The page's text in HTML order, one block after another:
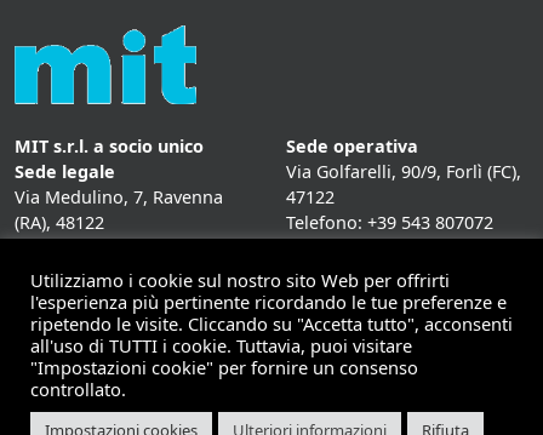
MIT s.r.l. a socio unico
Sede legale
Via Medulino, 7, Ravenna
(RA), 48122
Sede operativa
Via Golfarelli, 90/9, Forlì (FC),
47122
Telefono: +39 543 807072
Mail: info@mitweb.it
INFORMATIVE
Privacy Policy
Cookie Policy
Utilizziamo i cookie sul nostro sito Web per offrirti
l'esperienza più pertinente ricordando le tue preferenze e
ripetendo le visite. Cliccando su "Accetta tutto", acconsenti
all'uso di TUTTI i cookie. Tuttavia, puoi visitare
"Impostazioni cookie" per fornire un consenso
controllato.
Impostazioni cookies Ulteriori informazioni Rifiuta